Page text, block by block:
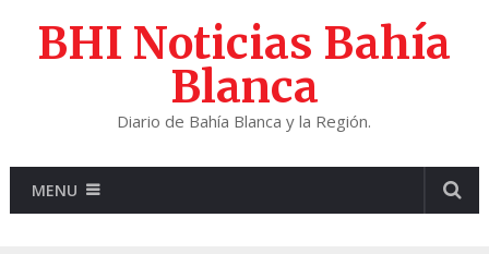
BHI Noticias Bahía
Blanca
Diario de Bahía Blanca y la Región.
MENU